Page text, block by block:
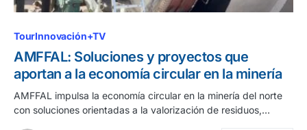
TourInnovación+TV
AMFFAL: Soluciones y proyectos que
aportan a la economía circular en la minería
AMFFAL impulsa la economía circular en la minería del norte
con soluciones orientadas a la valorización de residuos,…